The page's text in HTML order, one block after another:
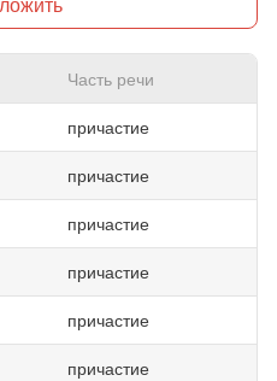
Часть речи
причастие
причастие
причастие
причастие
причастие
причастие